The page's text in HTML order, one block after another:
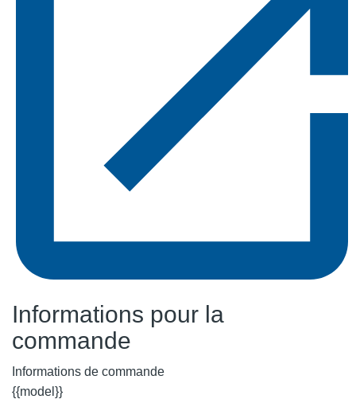
Informations pour la
commande
Informations de commande
{{model}}